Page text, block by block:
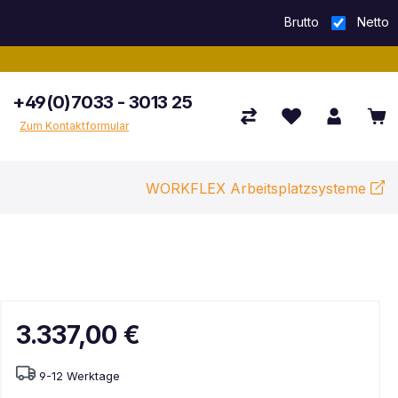
Brutto Netto
+49(0)7033 - 3013 25
Zum Kontaktformular
WORKFLEX Arbeitsplatzsysteme
3.337,00 €
9-12 Werktage